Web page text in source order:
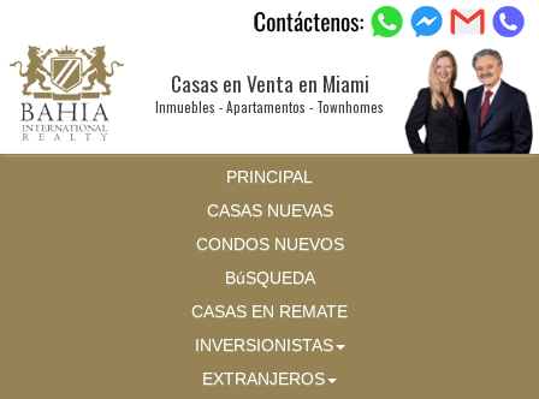
Casas en Venta en Miami
Inmuebles - Apartamentos - Townhomes
PRINCIPAL
CASAS NUEVAS
CONDOS NUEVOS
BúSQUEDA
CASAS EN REMATE
INVERSIONISTAS
EXTRANJEROS